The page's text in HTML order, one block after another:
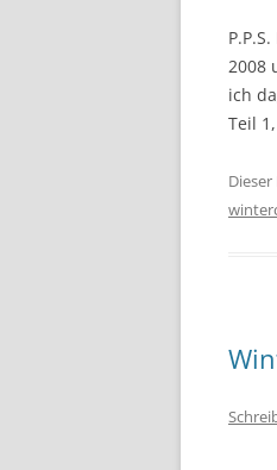
2008
ich
Teil